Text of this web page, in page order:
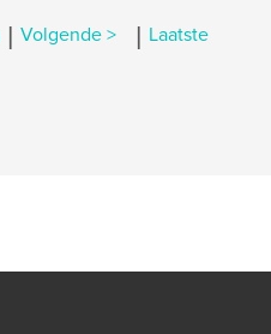
| Volgende > | Laatste